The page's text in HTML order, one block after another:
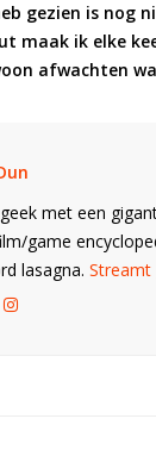
gezien is nog
maak ik elke
afwachten
met een
game
lasagna. Streamt